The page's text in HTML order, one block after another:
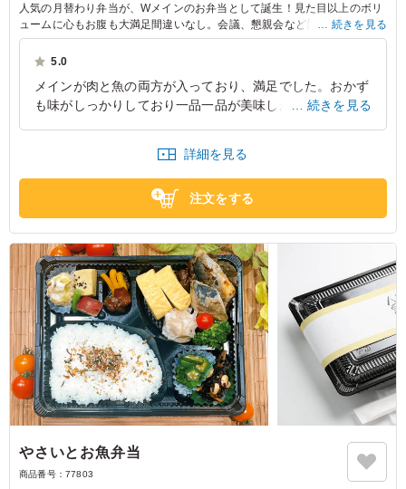
人気の月替わり弁当が、Wメインのお弁当として誕生！見た目以上のボリ
ュームに心もお腹も大満足間違いなし。会議、懇親会など様々なシーンで
ご利用ください。
8月：豚肉の味噌カツ＆アジフライ
9月：チキンカツ＆鮭の塩焼き
12月：肉団子トマトソース&シーフドフライ
続きを見る
5.0
メインが肉と魚の両方が入っており、満足でした。おかず
も味がしっかりしており一品一品が美味しかったです。お
兵庫県神戸市兵庫区御崎本町2026/06/08
続きを見る
詳細を見る
注文をする
やさいとお魚弁当
商品番号： 77803